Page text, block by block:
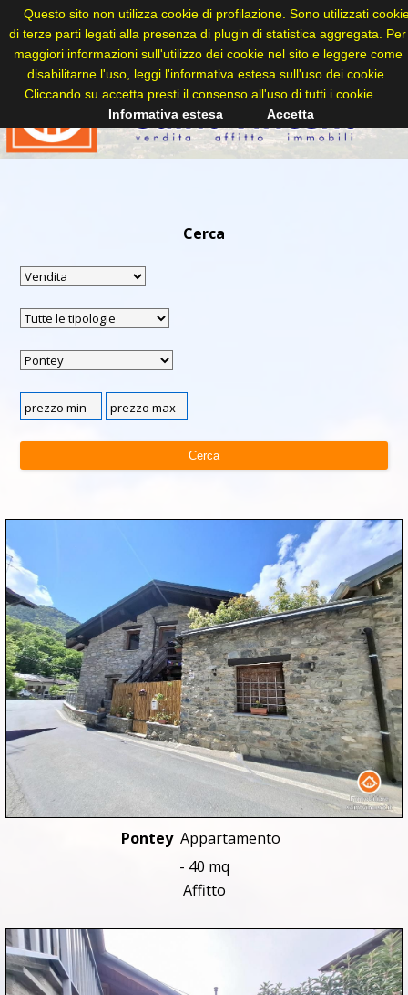
Cerca
PonteyAppartamento
- 40 mq
Affitto
Questo sito non utilizza cookie di profilazione. Sono utilizzati
di terze parti legati alla presenza di plugin di statistica aggregata. Per
maggiori informazioni sull'utilizzo dei cookie nel sito e leggere come
disabilitarne l'uso, leggi l'informativa estesa sull'uso dei cookie.
Cliccando su accetta presti il consenso all'uso di tutti i cookie
Informativa estesa
Accetta